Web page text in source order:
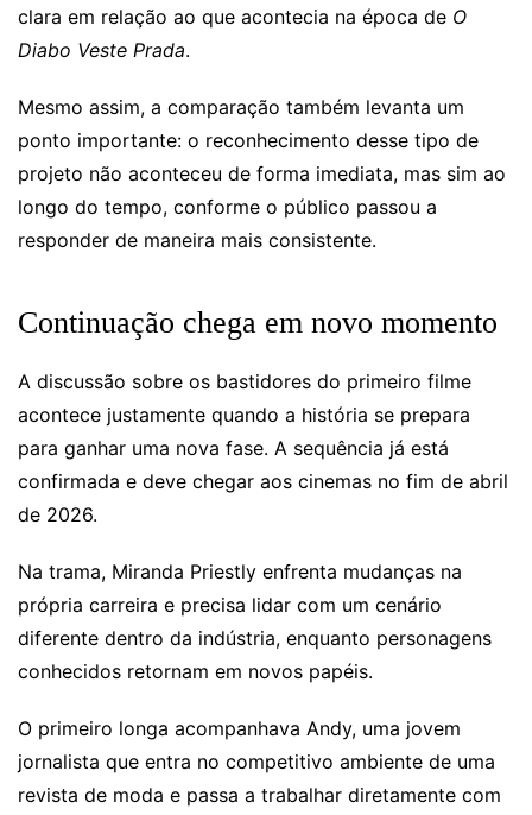
clara em relação ao que acontecia na época de O
Diabo Veste Prada.
Mesmo assim, a comparação também levanta um
ponto importante: o reconhecimento desse tipo de
projeto não aconteceu de forma imediata, mas sim ao
longo do tempo, conforme o público passou a
responder de maneira mais consistente.
Continuação chega em novo momento
A discussão sobre os bastidores do primeiro filme
acontece justamente quando a história se prepara
para ganhar uma nova fase. A sequência já está
confirmada e deve chegar aos cinemas no fim de abril
de 2026.
Na trama, Miranda Priestly enfrenta mudanças na
própria carreira e precisa lidar com um cenário
diferente dentro da indústria, enquanto personagens
conhecidos retornam em novos papéis.
O primeiro longa acompanhava Andy, uma jovem
jornalista que entra no competitivo ambiente de uma
revista de moda e passa a trabalhar diretamente com